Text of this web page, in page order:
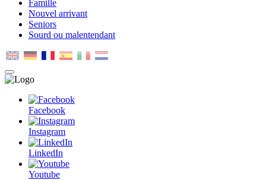
Famille
Nouvel arrivant
Seniors
Sourd ou malentendant
MENU
PRINCIPAL
Facebook
Instagram
LinkedIn
Youtube